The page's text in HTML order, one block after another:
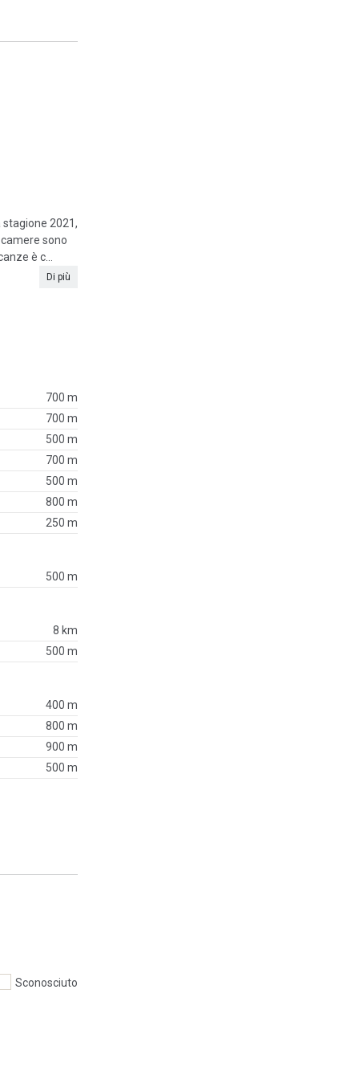
2021,
sono
è c...
Di più
700 m
700 m
500 m
700 m
500 m
800 m
250 m
500 m
8 km
500 m
400 m
800 m
900 m
500 m
Sconosciuto